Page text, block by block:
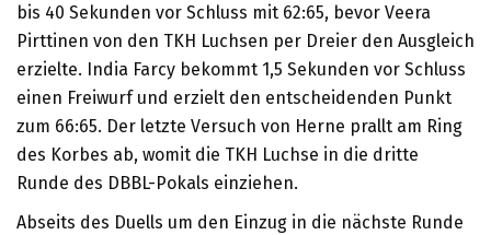
bis 40 Sekunden vor Schluss mit 62:65, bevor Veera
Pirttinen von den TKH Luchsen per Dreier den Ausgleich
erzielte. India Farcy bekommt 1,5 Sekunden vor Schluss
einen Freiwurf und erzielt den entscheidenden Punkt
zum 66:65. Der letzte Versuch von Herne prallt am Ring
des Korbes ab, womit die TKH Luchse in die dritte
Runde des DBBL-Pokals einziehen.
Abseits des Duells um den Einzug in die nächste Runde